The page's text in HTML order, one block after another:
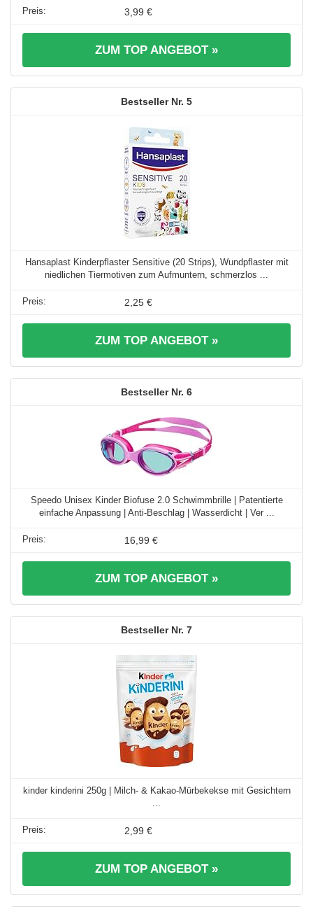
3,99 €
ZUM TOP ANGEBOT »
5
Hansaplast Kinderpflaster Sensitive (20 Strips), Wundpflaster mit
niedlichen Tiermotiven zum Aufmuntern, schmerzlos ...
2,25 €
ZUM TOP ANGEBOT »
6
Speedo Unisex Kinder Biofuse 2.0 Schwimmbrille | Patentierte
einfache Anpassung | Anti-Beschlag | Wasserdicht | Ver ...
16,99 €
ZUM TOP ANGEBOT »
7
kinder kinderini 250g | Milch- & Kakao-Mürbekekse mit Gesichtern
2,99 €
ZUM TOP ANGEBOT »